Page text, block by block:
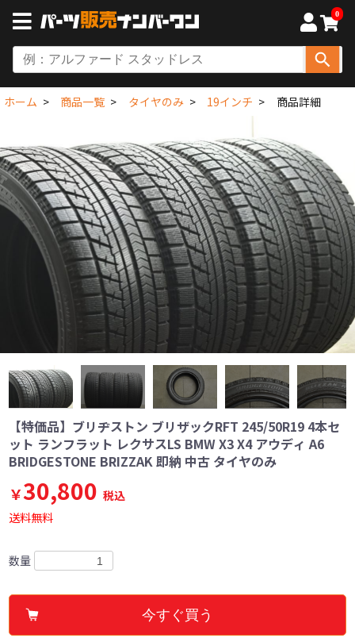
0
ホーム 商品一覧 タイヤのみ 19インチ 商品詳細
【特価品】ブリヂストン ブリザックRFT 245/50R19 4本セ
ット ランフラット レクサスLS BMW X3 X4 アウディ A6
BRIDGESTONE BRIZZAK 即納 中古 タイヤのみ
￥30,800 税込
送料無料
数量
今すぐ買う